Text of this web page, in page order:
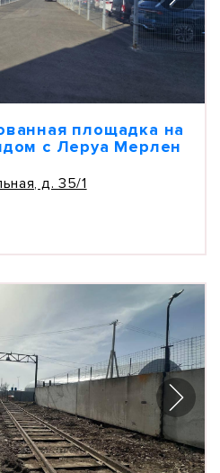
площадка на
с Леруа Мерлен
д. 35/1